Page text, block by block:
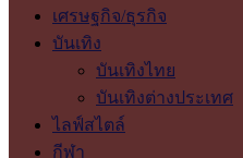
เศรษฐกิจ/ธุรกิจ
บันเทิง
บันเทิงไทย
บันเทิงต่างประเทศ
ไลฟ์สไตล์
กีฬา